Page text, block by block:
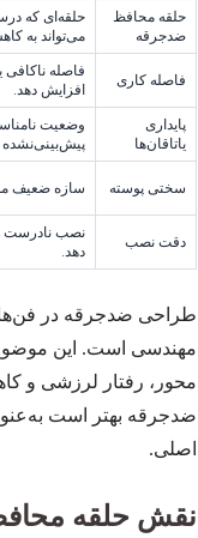
حلقه محافظ
ضدجرقه
حلقه‌ای که
می‌تواند به
فاصله کاری
فاصله
افزایش دهد.
پایداری
یاتاقان‌ها
وضعیت
سختی پوسته سازه ضعیف
دقت نصب
نصب نادرست
دهد.
طراحی ضدجرقه در
مهندسی است. این موضوع
محور، رفتار لرزشی و
ضدجرقه بهتر است
اصلی.
نقش حلقه